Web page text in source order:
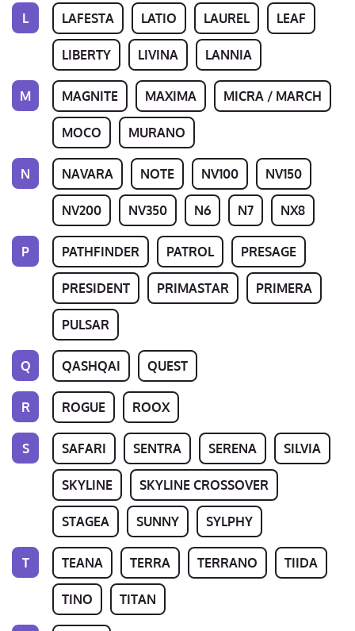
L LAFESTA LATIO LAUREL LEAF
LIBERTY LIVINA LANNIA
M MAGNITE MAXIMA MICRA / MARCH
MOCO MURANO
N NAVARA NOTE NV100 NV150
NV200 NV350 N6 N7 NX8
P PATHFINDER PATROL PRESAGE
PRESIDENT PRIMASTAR PRIMERA
PULSAR
Q QASHQAI QUEST
R ROGUE ROOX
S SAFARI SENTRA SERENA SILVIA
SKYLINE SKYLINE CROSSOVER
STAGEA SUNNY SYLPHY
T TEANA TERRA TERRANO TIIDA
TINO TITAN